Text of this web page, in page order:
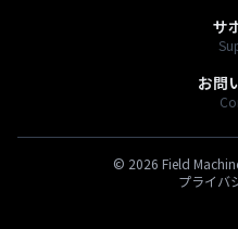
サ
お問
© 2026 Field
プライバ